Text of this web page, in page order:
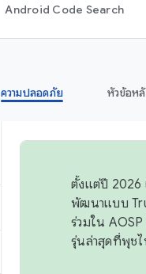
Android Code Search
ความปลอดภัย หัวข้อห
ตั้งแต่ปี 2026
พัฒนาแบบ
ร่วมใน AOSP
รุ่นล่าสุดที่พุชไ